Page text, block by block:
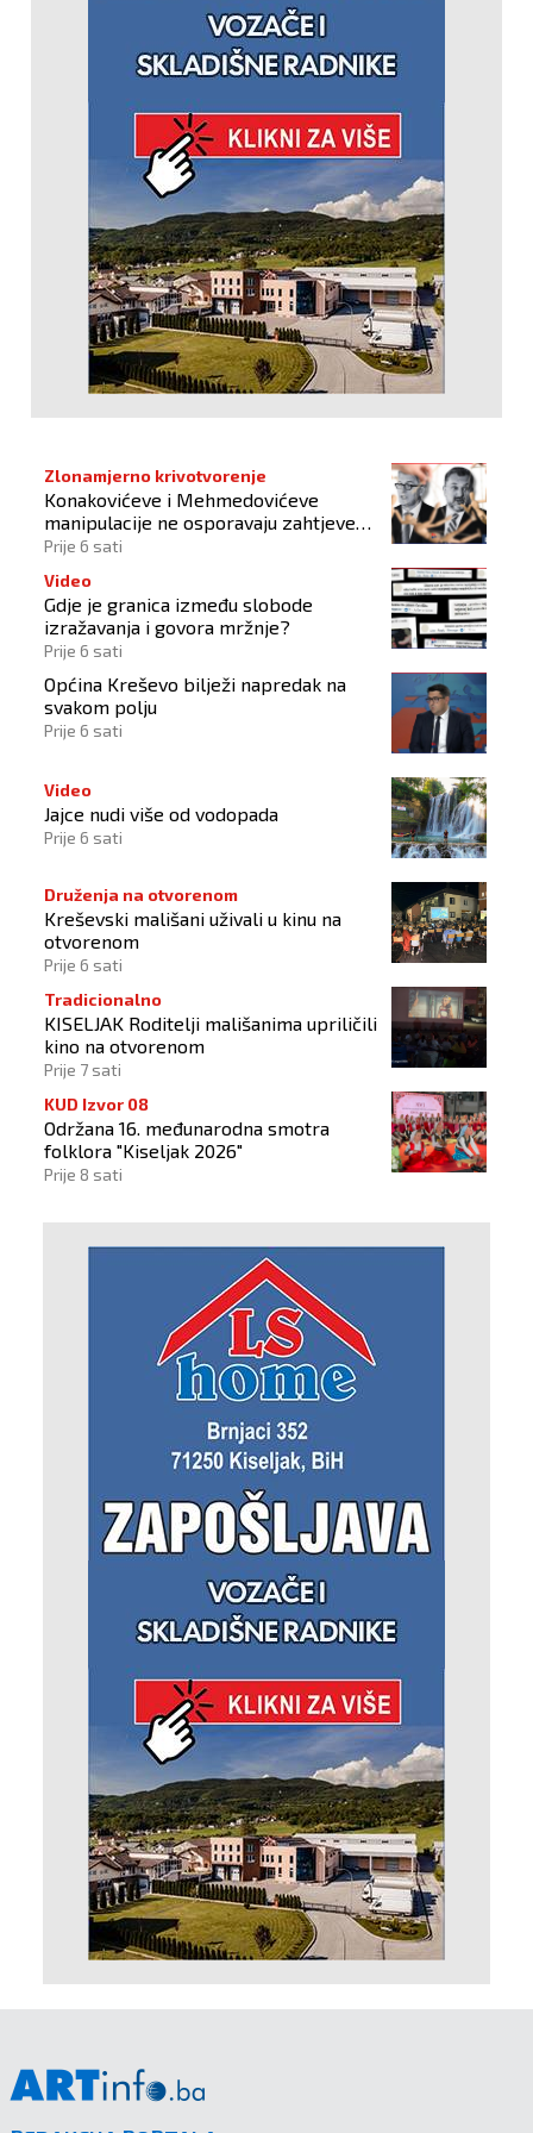
Zlonamjerno krivotvorenje
Konakovićeve i Mehmedovićeve
manipulacije ne osporavaju zahtjeve
Hrvata
Prije 6 sati
Video
Gdje je granica između slobode
izražavanja i govora mržnje?
Prije 6 sati
Općina Kreševo bilježi napredak na
svakom polju
Prije 6 sati
Video
Jajce nudi više od vodopada
Prije 6 sati
Druženja na otvorenom
Kreševski mališani uživali u kinu na
otvorenom
Prije 6 sati
Tradicionalno
KISELJAK Roditelji mališanima upriličili
kino na otvorenom
Prije 7 sati
KUD Izvor 08
Održana 16. međunarodna smotra
folklora "Kiseljak 2026"
Prije 8 sati